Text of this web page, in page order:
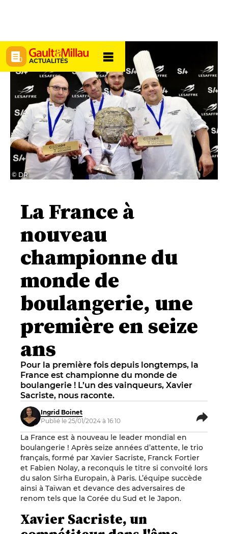
ACTUALITÉS
© DR
La France à
nouveau
championne du
monde de
boulangerie, une
première en seize
ans
Pour la première fois depuis longtemps, la
France est championne du monde de
boulangerie ! L’un des vainqueurs, Xavier
Sacriste, nous raconte.
Ingrid Boinet
Publié le 25/01/2024 à 16:10
La France est à nouveau le leader mondial en
boulangerie ! Après seize années d’attente, le trio
français, formé par Xavier Sacriste, Franck Fortier
et Fabien Nolay, a reconquis le titre si convoité lors
du salon Sirha Europain, à Paris. L’équipe succède
ainsi à Taïwan et devance des adversaires de
renom tels que la Corée du Sud et le Japon.
Xavier Sacriste, un